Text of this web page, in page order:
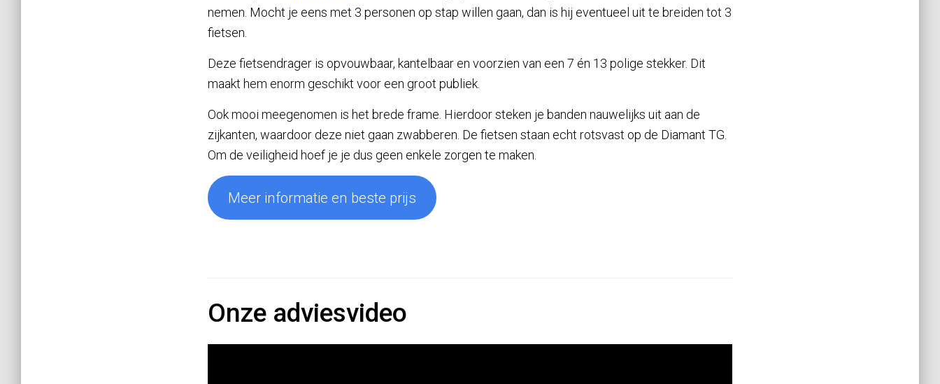
nemen. Mocht je eens met 3 personen op stap willen gaan, dan is hij eventueel uit te breiden tot 3
fietsen.
Deze fietsendrager is opvouwbaar, kantelbaar en voorzien van een 7 én 13 polige stekker. Dit
maakt hem enorm geschikt voor een groot publiek.
Ook mooi meegenomen is het brede frame. Hierdoor steken je banden nauwelijks uit aan de
zijkanten, waardoor deze niet gaan zwabberen. De fietsen staan echt rotsvast op de Diamant TG.
Om de veiligheid hoef je je dus geen enkele zorgen te maken.
Meer informatie en beste prijs
Onze adviesvideo